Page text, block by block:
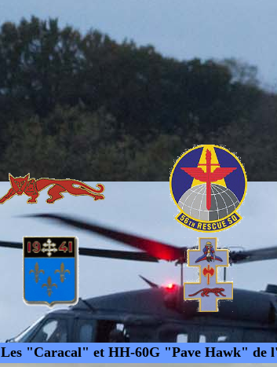
Les "Caracal" et HH-60G "Pave Hawk" de